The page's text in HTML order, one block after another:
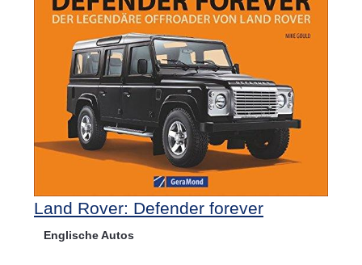
Land Rover: Defender forever
Englische Autos